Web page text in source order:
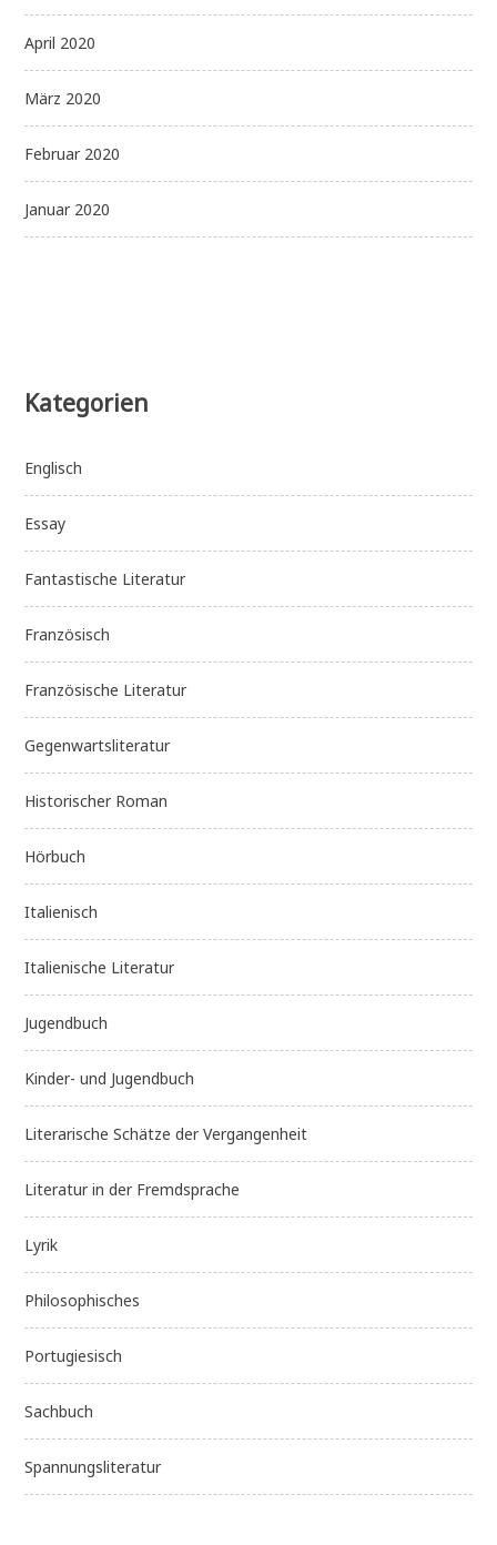
April 2020
März 2020
Februar 2020
Januar 2020
Kategorien
Englisch
Essay
Fantastische Literatur
Französisch
Französische Literatur
Gegenwartsliteratur
Historischer Roman
Hörbuch
Italienisch
Italienische Literatur
Jugendbuch
Kinder- und Jugendbuch
Literarische Schätze der Vergangenheit
Literatur in der Fremdsprache
Lyrik
Philosophisches
Portugiesisch
Sachbuch
Spannungsliteratur